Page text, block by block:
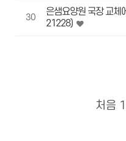
30
은샘요양원 국장 교체
21228)
처음 1